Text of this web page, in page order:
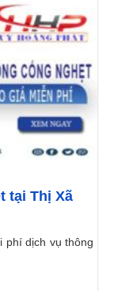
tại Thị Xã
phí dịch vụ thông